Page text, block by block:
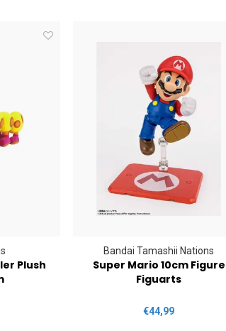
Plush
Bandai Tamashii Nations
Super Mario 10cm Figure
Figuarts
€44,99